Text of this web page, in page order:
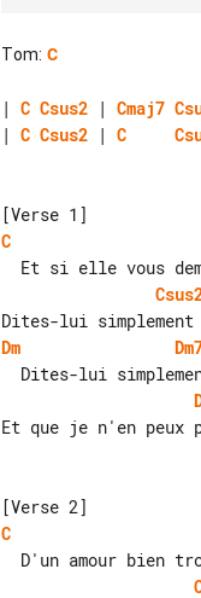
Tom: C
| C Csus2 | Cmaj7
| C Csus2 | C
C
Dm
Et que je n'en
C